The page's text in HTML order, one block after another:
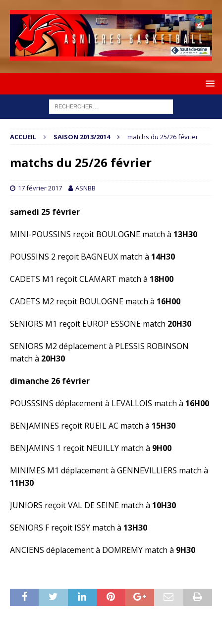
ACCUEIL SAISON 2013/2014 matchs du 25/26 février
matchs du 25/26 février
17 février 2017 ASNBB
samedi 25 février
MINI-POUSSINS reçoit BOULOGNE match à 13H30
POUSSINS 2 reçoit BAGNEUX match à 14H30
CADETS M1 reçoit CLAMART match à 18H00
CADETS M2 reçoit BOULOGNE match à 16H00
SENIORS M1 reçoit EUROP ESSONE match 20H30
SENIORS M2 déplacement à PLESSIS ROBINSON
match à 20H30
dimanche 26 février
POUSSSINS déplacement à LEVALLOIS match à 16H00
BENJAMINES reçoit RUEIL AC match à 15H30
BENJAMINS 1 reçoit NEUILLY match à 9H00
MINIMES M1 déplacement à GENNEVILLIERS match à
11H30
JUNIORS reçoit VAL DE SEINE match à 10H30
SENIORS F reçoit ISSY match à 13H30
ANCIENS déplacement à DOMREMY match à 9H30